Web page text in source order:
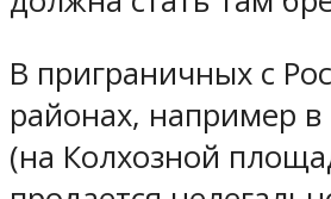
В приграничных с
районах, например
(на Колхозной